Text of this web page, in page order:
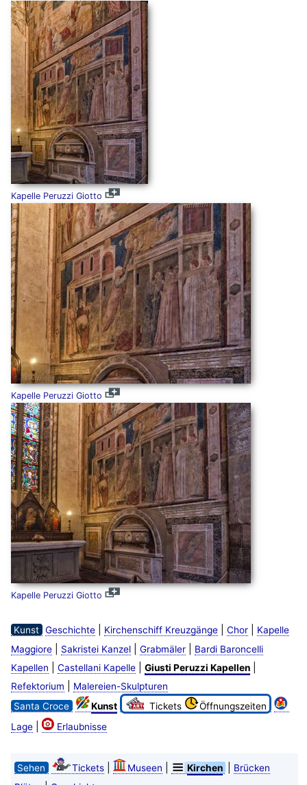
Kapelle Peruzzi Giotto
Kapelle Peruzzi Giotto
Kapelle Peruzzi Giotto
Kunst Geschichte| Kirchenschiff Kreuzgänge| Chor|
Kapelle
Maggiore| Sakristei Kanzel| Grabmäler|
Bardi Baroncelli
Kapellen
Castellani Kapelle| Giusti Peruzzi Kapellen|
Refektorium
Malereien-Skulpturen
Santa Croce
Kunst Tickets
Öffnungszeiten
Lage| Erlaubnisse
Sehen Tickets| Museen Kirchen
Brücken